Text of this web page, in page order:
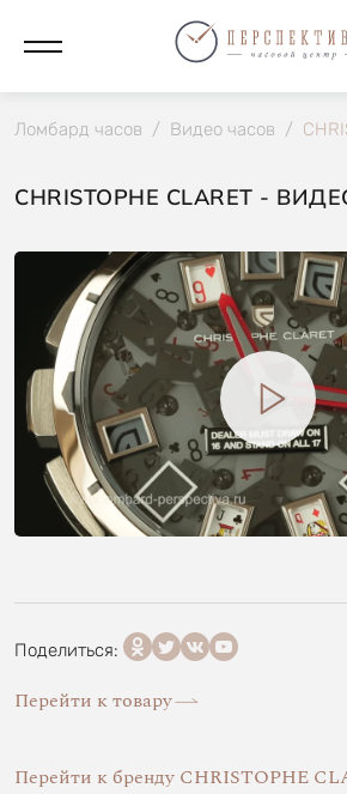
Ломбард часов / Видео часов /
CHRISTOPHE CLARET -
Поделиться:
Перейти к товару
Перейти к бренду CHRISTOPHE